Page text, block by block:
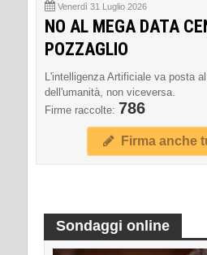
Venerdì 31 Luglio 2026
NO AL MEGA DATA
POZZAGLIO
L'intelligenza Artificiale va posta
dell'umanità, non viceversa.
Firme raccolte: 786
Firma anche
Sondaggi online